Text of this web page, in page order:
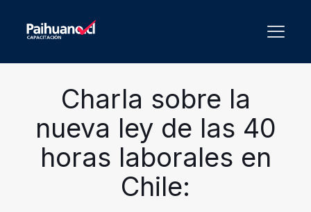
Charla sobre la
nueva ley de las 40
horas laborales en
Chile: